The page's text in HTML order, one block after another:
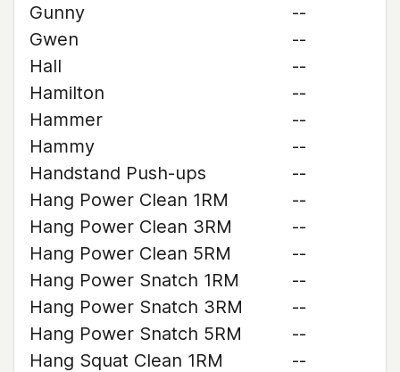
Gunny
--
Gwen
--
Hall
--
Hamilton
--
Hammer
--
Hammy
--
Handstand Push-ups
--
Hang Power Clean 1RM
--
Hang Power Clean 3RM
--
Hang Power Clean 5RM
--
Hang Power Snatch 1RM
--
Hang Power Snatch 3RM
--
Hang Power Snatch 5RM
--
Hang Squat Clean 1RM
--